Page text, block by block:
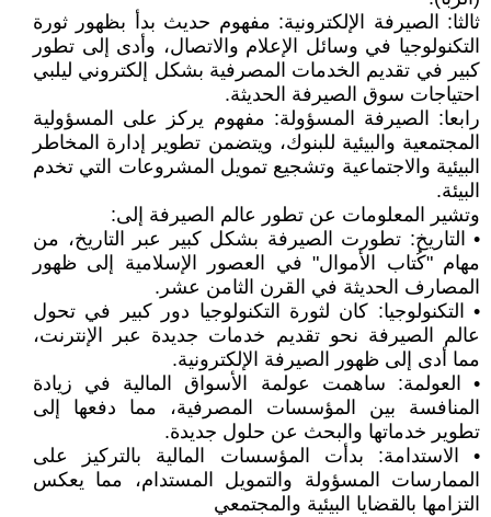
ثالثا: الصيرفة الإلكترونية: مفهوم حديث بدأ بظهور ثورة
التكنولوجيا في وسائل الإعلام والاتصال، وأدى إلى تطور
كبير في تقديم الخدمات المصرفية بشكل إلكتروني ليلبي
احتياجات سوق الصيرفة الحديثة.
رابعا: الصيرفة المسؤولة: مفهوم يركز على المسؤولية
المجتمعية والبيئية للبنوك، ويتضمن تطوير إدارة المخاطر
البيئية والاجتماعية وتشجيع تمويل المشروعات التي تخدم
البيئة.
وتشير المعلومات عن تطور عالم الصيرفة إلى:
• التاريخ: تطورت الصيرفة بشكل كبير عبر التاريخ، من
مهام "كُتاب الأموال" في العصور الإسلامية إلى ظهور
المصارف الحديثة في القرن الثامن عشر.
• التكنولوجيا: كان لثورة التكنولوجيا دور كبير في تحول
عالم الصيرفة نحو تقديم خدمات جديدة عبر الإنترنت،
مما أدى إلى ظهور الصيرفة الإلكترونية.
• العولمة: ساهمت عولمة الأسواق المالية في زيادة
المنافسة بين المؤسسات المصرفية، مما دفعها إلى
تطوير خدماتها والبحث عن حلول جديدة.
• الاستدامة: بدأت المؤسسات المالية بالتركيز على
الممارسات المسؤولة والتمويل المستدام، مما يعكس
التزامها بالقضايا البيئية والمجتمعي